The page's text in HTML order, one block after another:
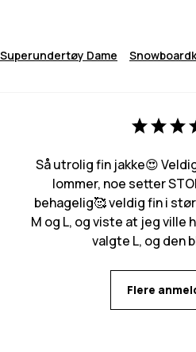
Superundertøy Dame
Så utrolig fin jakke😍
lommer, noe setter
behagelig🥰 veldig fin i
M og L, og viste at jeg ville
valgte L, og den
Flere